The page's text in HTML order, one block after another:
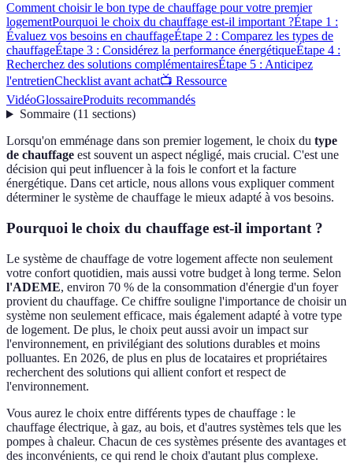
Comment choisir le bon type de chauffage pour votre premier
logementPourquoi le choix du chauffage est-il important ?Étape 1 :
Évaluez vos besoins en chauffageÉtape 2 : Comparez les types de
chauffageÉtape 3 : Considérez la performance énergétiqueÉtape 4 :
Recherchez des solutions complémentairesÉtape 5 : Anticipez
l'entretienChecklist avant achat📺 Ressource
VidéoGlossaireProduits recommandés
Sommaire(11 sections)
Lorsqu'on emménage dans son premier logement, le choix du type
de chauffage est souvent un aspect négligé, mais crucial. C'est une
décision qui peut influencer à la fois le confort et la facture
énergétique. Dans cet article, nous allons vous expliquer comment
déterminer le système de chauffage le mieux adapté à vos besoins.
Pourquoi le choix du chauffage est-il important ?
Le système de chauffage de votre logement affecte non seulement
votre confort quotidien, mais aussi votre budget à long terme. Selon
l'ADEME, environ 70 % de la consommation d'énergie d'un foyer
provient du chauffage. Ce chiffre souligne l'importance de choisir un
système non seulement efficace, mais également adapté à votre type
de logement. De plus, le choix peut aussi avoir un impact sur
l'environnement, en privilégiant des solutions durables et moins
polluantes. En 2026, de plus en plus de locataires et propriétaires
recherchent des solutions qui allient confort et respect de
l'environnement.
Vous aurez le choix entre différents types de chauffage : le
chauffage électrique, à gaz, au bois, et d'autres systèmes tels que les
pompes à chaleur. Chacun de ces systèmes présente des avantages et
des inconvénients, ce qui rend le choix d'autant plus complexe.